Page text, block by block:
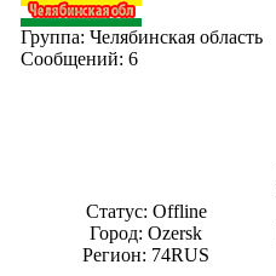
Группа: Челябинская область
Сообщений:6
Статус: Offline
Город: Ozersk
Регион: 74RUS